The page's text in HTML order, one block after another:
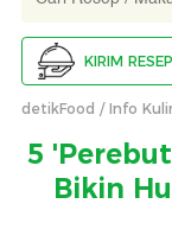
KIRIM RESEP
detikFood Info
5
Bikin